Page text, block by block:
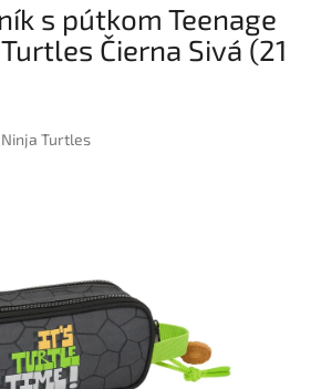
s pútkom Teenage
Čierna Sivá (21
Turtles